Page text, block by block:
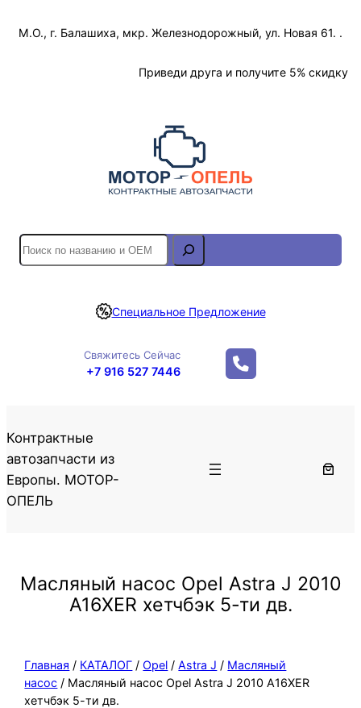
М.О., г. Балашиха, мкр. Железнодорожный, ул. Новая 61. .
Приведи друга и получите 5% скидку
S
e
r
Специальное Предложение
Свяжитесь Сейчас
+7 916 527 7446
Контрактные
автозапчасти из
Европы. МОТОР-
ОПЕЛЬ
Масляный насос Opel Astra J 2010
A16XER хетчбэк 5-ти дв.
Главная / КАТАЛОГ /Opel /Astra J / Масляный
насос / Масляный насос Opel Astra J 2010 A16XER
хетчбэк 5-ти дв.